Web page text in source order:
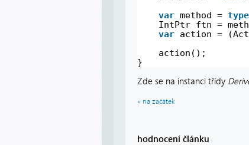
var method =
IntPtr ftn =
var action =
action();
}
Zde se na instanci třídy
» na začátek
hodnocení článku